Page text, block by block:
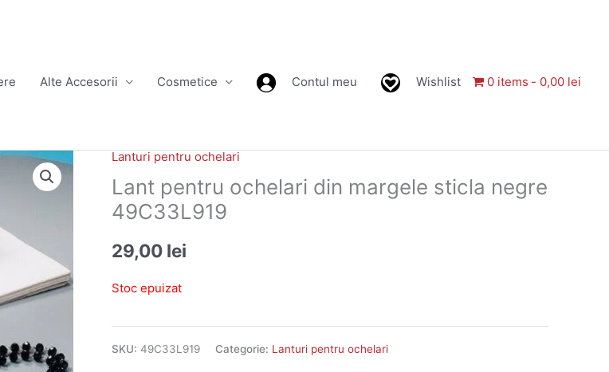
Alte Accesorii Cosmetice Contul meu Wishlist 0 items 0,00 lei
Lanturi pentru ochelari
Lant pentru ochelari din margele sticla negre
49C33L919
29,00 lei
Stoc epuizat
SKU: 49C33L919 Categorie: Lanturi pentru ochelari